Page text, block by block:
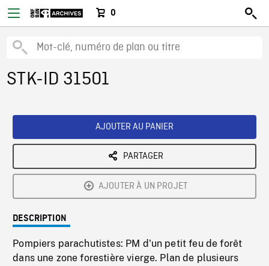
0
STK-ID 31501
AJOUTER AU PANIER
PARTAGER
AJOUTER À UN PROJET
DESCRIPTION
Pompiers parachutistes: PM d'un petit feu de forêt
dans une zone forestière vierge. Plan de plusieurs